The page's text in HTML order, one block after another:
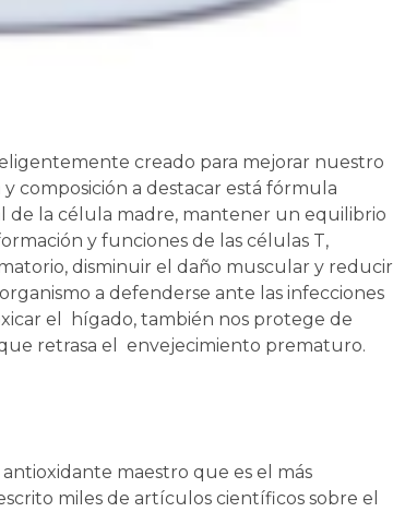
creado para mejorar nuestro
composición a destacar está fórmula
la célula madre, mantener un equilibrio
y funciones de las células T,
disminuir el daño muscular y reducir
a defenderse ante las infecciones
el hígado, también nos protege de
retrasa el envejecimiento prematuro.
maestro que es el más
miles de artículos científicos sobre el